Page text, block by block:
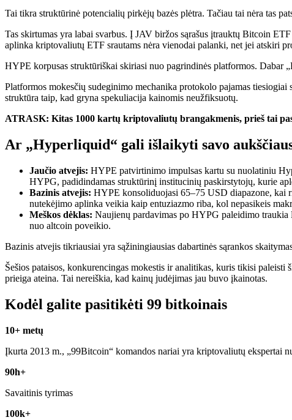
Tai tikra struktūrinė potencialių pirkėjų bazės plėtra. Tačiau tai nėra tas
Tas skirtumas yra labai svarbus. Į JAV biržos sąrašus įtrauktų Bitcoin
aplinka kriptovaliutų ETF srautams nėra vienodai palanki, net jei atskiri
HYPE korpusas struktūriškai skiriasi nuo pagrindinės platformos. Dabar
Platformos mokesčių sudeginimo mechanika protokolo pajamas
struktūra taip, kad gryna spekuliacija kainomis neužfiksuotų.
ATRASK: Kitas 1000 kartų kriptovaliutų brangakmenis, prieš tai
Ar „Hyperliquid“ gali išlaikyti savo
Jaučio atvejis: HYPE patvirtinimo impulsas kartu su nuolatiniu
HYPG, padidindamas struktūrinį institucinių paskirstytojų, kurie
Bazinis atvejis: HYPE konsoliduojasi 65–75 USD diapazone, kai
nutekėjimo aplinka veikia kaip entuziazmo riba, kol nepasikeis
Meškos dėklas: Naujienų pardavimas po HYPG paleidimo
nuo altcoin poveikio.
Bazinis atvejis tikriausiai yra sąžiningiausias dabartinės sąrankos
Šešios pataisos, konkurencingas mokestis ir analitikas, kuris tikisi
prieiga ateina. Tai nereiškia, kad kainų judėjimas jau buvo įkainotas.
Kodėl galite pasitikėti 99 bitkoinais
10+ metų
Įkurta 2013 m., „99Bitcoin“ komandos nariai yra kriptovaliutų ekspertai
90h+
Savaitinis tyrimas
100k+